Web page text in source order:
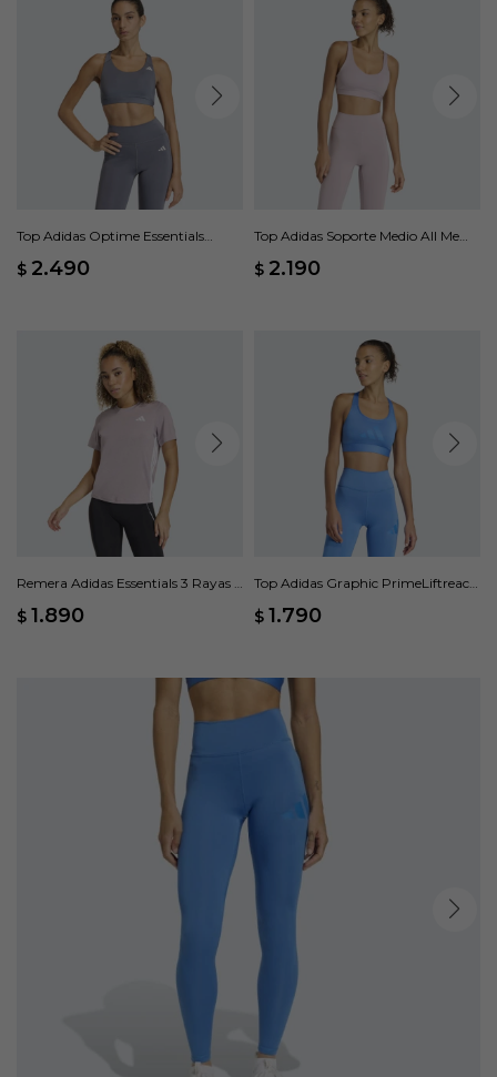
Top Adidas Optime Essentials
$ 2.490
Top Adidas Soporte Medio All Me
$ 2.190
Remera Adidas Essentials 3 Rayas -
$ 1.890
Top Adidas Graphic PrimeLiftreact
$ 1.790